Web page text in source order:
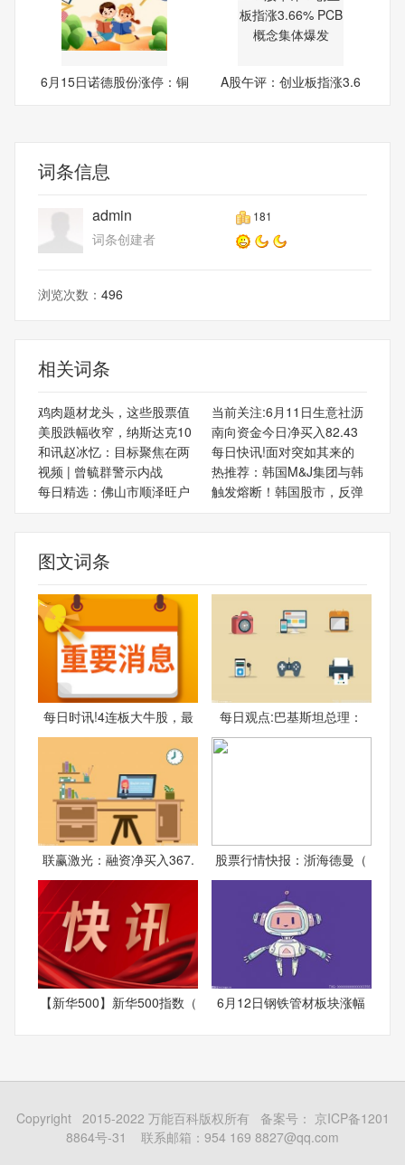
6月15日诺德股份涨停：铜
A股午评：创业板指涨3.6
词条信息
admin 181
词条创建者
浏览次数： 496
相关词条
鸡肉题材龙头，这些股票值
当前关注:6月11日生意社沥
美股跌幅收窄，纳斯达克10
南向资金今日净买入82.43
和讯赵冰忆：目标聚焦在两
每日快讯!面对突如其来的
视频 | 曾毓群警示内战
热推荐：韩国M&J集团与韩
每日精选：佛山市顺泽旺户
触发熔断！韩国股市，反弹
图文词条
每日时讯!4连板大牛股，最 每日观点:巴基斯坦总理：
联赢激光：融资净买入367. 股票行情快报：浙海德曼（
【新华500】新华500指数（ 6月12日钢铁管材板块涨幅
Copyright 2015-2022 万能百科版权所有 备案号： 京ICP备1201
8864号-31
联系邮箱：954 169 8827@qq.com